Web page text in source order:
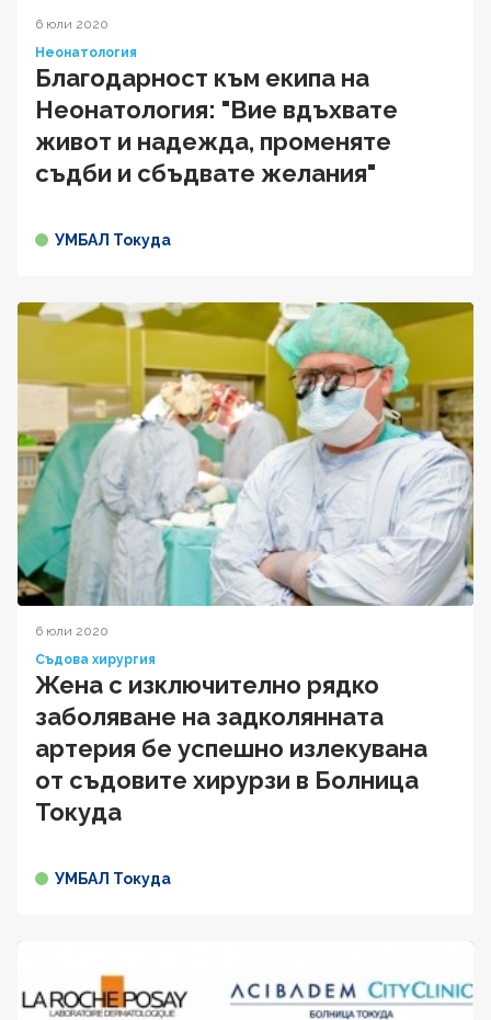
6 юли 2020
Неонатология
Благодарност към екипа на
Неонатология: "Вие вдъхвате
живот и надежда, променяте
съдби и сбъдвате желания"
УМБАЛ Токуда
6 юли 2020
Съдова хирургия
Жена с изключително рядко
заболяване на задколянната
артерия бе успешно излекувана
от съдовите хирурзи в Болница
Токуда
УМБАЛ Токуда